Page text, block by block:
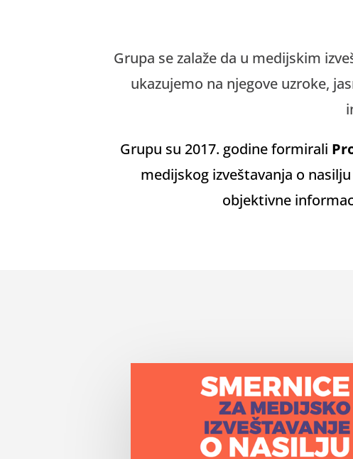
Grupa se zalaže da u medijskim
ukazujemo na njegove uzroke,
Grupu su 2017. godine formirali
medijskog izveštavanja o
objektivne